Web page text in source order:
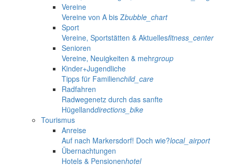
Vereine
Vereine von A bis Zbubble_chart
Sport
Vereine, Sportstätten & Aktuellesfitness_center
Senioren
Vereine, Neuigkeiten & mehrgroup
Kinder+Jugendliche
Tipps für Familienchild_care
Radfahren
Radwegenetz durch das sanfte
Hügellanddirections_bike
Tourismus
Anreise
Auf nach Markersdorf! Doch wie?local_airport
Übernachtungen
Hotels & Pensionenhotel